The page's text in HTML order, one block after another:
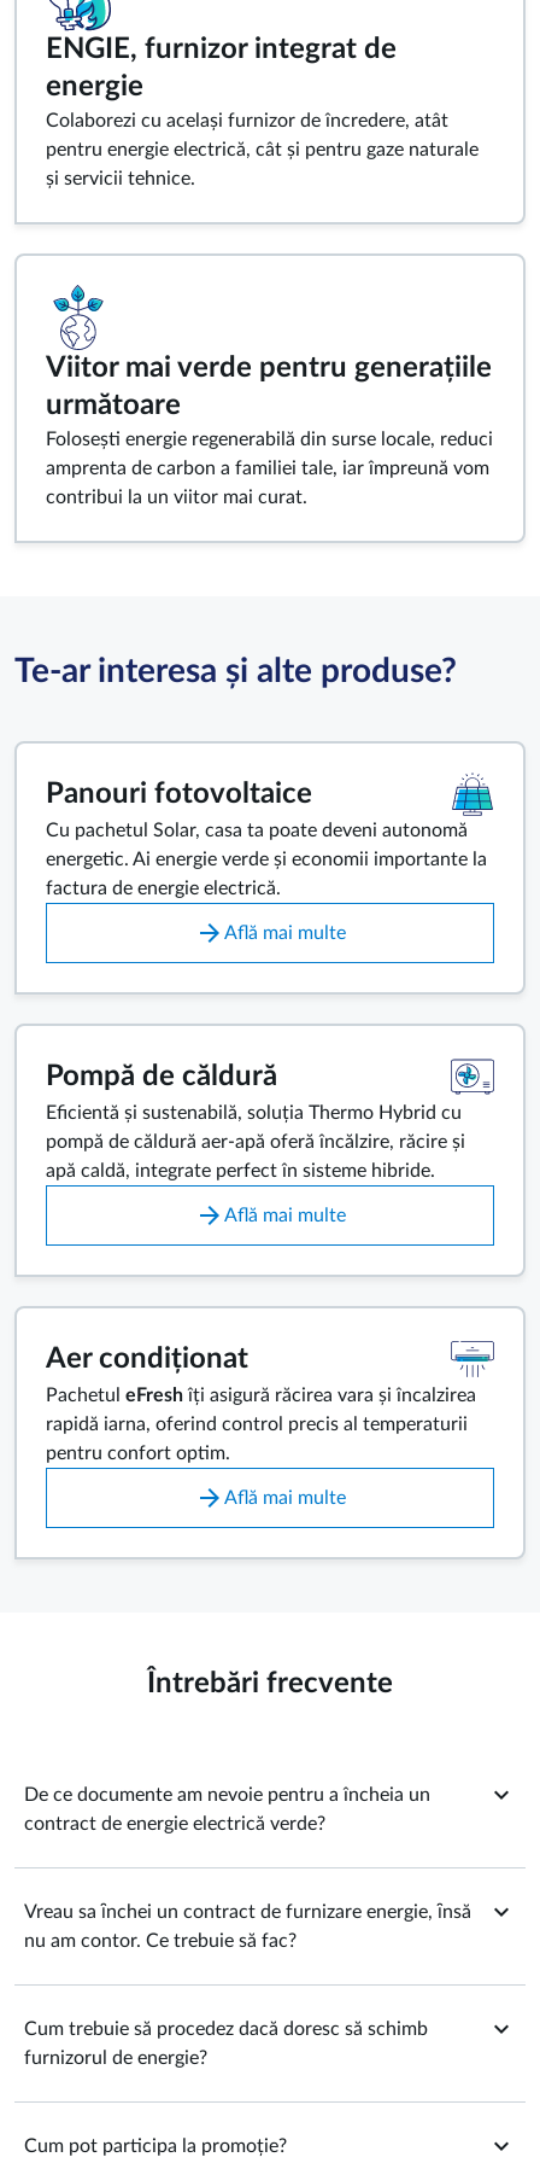
ENGIE, furnizor integrat de
energie
Colaborezi cu același furnizor de încredere, atât
pentru energie electrică, cât și pentru gaze naturale
și servicii tehnice.
Viitor mai verde pentru generațiile
următoare
Folosești energie regenerabilă din surse locale, reduci
amprenta de carbon a familiei tale, iar împreună vom
contribui la un viitor mai curat.
Te-ar interesa și alte produse?
Panouri fotovoltaice
Cu pachetul Solar, casa ta poate deveni autonomă
energetic. Ai energie verde și economii importante la
factura de energie electrică.
arrow_forward Află mai multe
Pompă de căldură
Eficientă și sustenabilă, soluția Thermo Hybrid cu
pompă de căldură aer-apă oferă încălzire, răcire și
apă caldă, integrate perfect în sisteme hibride.
arrow_forward Află mai multe
Aer condiționat
Pachetul eFreshîți asigură răcirea vara și încalzirea
rapidă iarna, oferind control precis al temperaturii
pentru confort optim.
arrow_forward Află mai multe
Întrebări frecvente
De ce documente am nevoie pentru a încheia un
contract de energie electrică verde?
expand_more
energie electrică verde sunt:
legal;
Indexul de preluare;
Codul locului de consum de pe factura actuala.
Vreau sa ȋnchei un contract de furnizare energie, ȋnsă
nu am contor. Ce trebuie să fac?
expand_more
electrică, trebuie mai întâi să închei un contract de
furnizare energie, iar în baza acestuia, furnizorul va
Cum trebuie să procedez dacă doresc să schimb
furnizorul de energie?
expand_more
clientul final se realizează în conformitate cu Ordinul
Cum pot participa la promoție? expand_more